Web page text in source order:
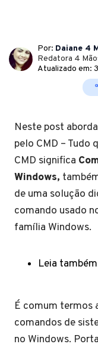
Por: Daiane 4
Redatora 4
Atualizado em:
Neste post
pelo CMD – Tudo
CMD significa
Windows,
de uma solução
comando usado
família Windows.
Leia
É comum termos
comandos de
no Windows.